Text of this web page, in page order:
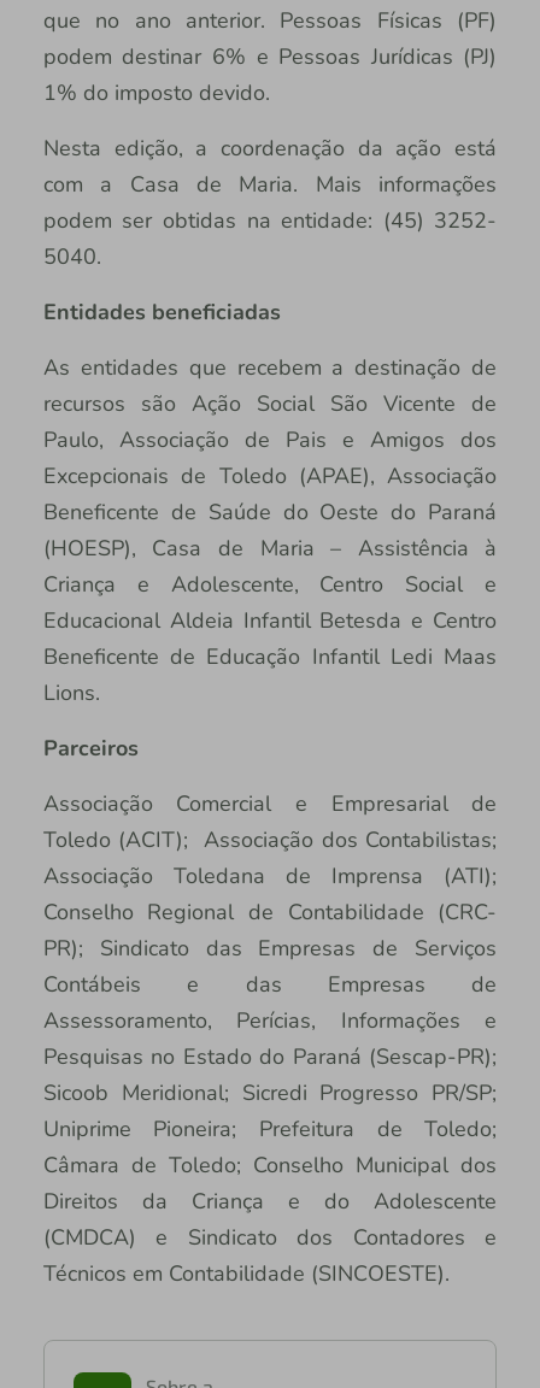
que no ano anterior. Pessoas Físicas (PF)
podem destinar 6% e Pessoas Jurídicas (PJ)
1% do imposto devido.
Nesta edição, a coordenação da ação está
com a Casa de Maria. Mais informações
podem ser obtidas na entidade: (45) 3252-
5040.
Entidades beneficiadas
As entidades que recebem a destinação de
recursos são Ação Social São Vicente de
Paulo, Associação de Pais e Amigos dos
Excepcionais de Toledo (APAE), Associação
Beneficente de Saúde do Oeste do Paraná
(HOESP), Casa de Maria – Assistência à
Criança e Adolescente, Centro Social e
Educacional Aldeia Infantil Betesda e Centro
Beneficente de Educação Infantil Ledi Maas
Lions.
Parceiros
Associação Comercial e Empresarial de
Toledo (ACIT); Associação dos Contabilistas;
Associação Toledana de Imprensa (ATI);
Conselho Regional de Contabilidade (CRC-
PR); Sindicato das Empresas de Serviços
Contábeis e das Empresas de
Assessoramento, Perícias, Informações e
Pesquisas no Estado do Paraná (Sescap-PR);
Sicoob Meridional; Sicredi Progresso PR/SP;
Uniprime Pioneira; Prefeitura de Toledo;
Câmara de Toledo; Conselho Municipal dos
Direitos da Criança e do Adolescente
(CMDCA) e Sindicato dos Contadores e
Técnicos em Contabilidade (SINCOESTE).